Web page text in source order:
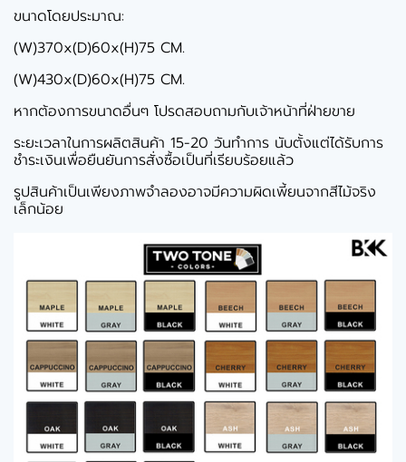
ขนาดโดยประมาณ:
(W)370x(D)60x(H)75 CM.
(W)430x(D)60x(H)75 CM.
หากต้องการขนาดอื่นๆ โปรดสอบถามกับเจ้าหน้าที่ฝ่ายขาย
ระยะเวลาในการผลิตสินค้า 15-20 วันทำการ นับตั้งแต่ได้รับการ
ชำระเงินเพื่อยืนยันการสั่งซื้อเป็นที่เรียบร้อยแล้ว
รูปสินค้าเป็นเพียงภาพจำลองอาจมีความผิดเพี้ยนจากสีไม้จริง
เล็กน้อย